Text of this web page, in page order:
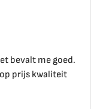
Top materiaal,